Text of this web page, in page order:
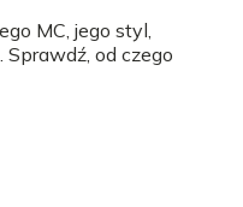
MC, jego styl,
od czego